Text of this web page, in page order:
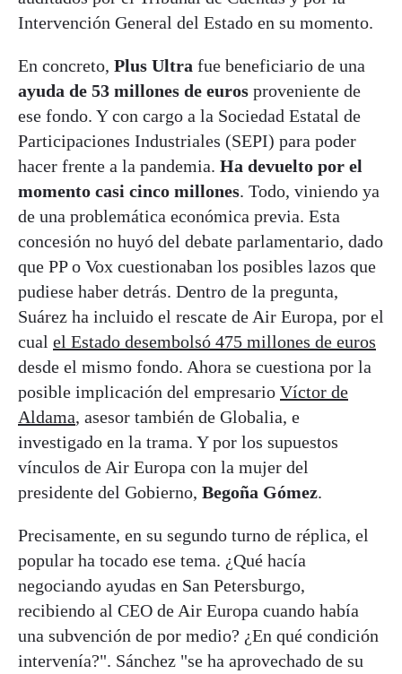
Intervención General del Estado en su momento.
En concreto, Plus Ultra fue beneficiario de una
ayuda de 53 millones de euros proveniente de
ese fondo. Y con cargo a la Sociedad Estatal de
Participaciones Industriales (SEPI) para poder
hacer frente a la pandemia. Ha devuelto por el
momento casi cinco millones. Todo, viniendo ya
de una problemática económica previa. Esta
concesión no huyó del debate parlamentario, dado
que PP o Vox cuestionaban los posibles lazos que
pudiese haber detrás. Dentro de la pregunta,
Suárez ha incluido el rescate de Air Europa, por el
cual el Estado desembolsó 475 millones de euros
desde el mismo fondo. Ahora se cuestiona por la
posible implicación del empresario Víctor de
Aldama, asesor también de Globalia, e
investigado en la trama. Y por los supuestos
vínculos de Air Europa con la mujer del
presidente del Gobierno, Begoña Gómez.
Precisamente, en su segundo turno de réplica, el
popular ha tocado ese tema. ¿Qué hacía
negociando ayudas en San Petersburgo,
recibiendo al CEO de Air Europa cuando había
una subvención de por medio? ¿En qué condición
intervenía?". Sánchez "se ha aprovechado de su